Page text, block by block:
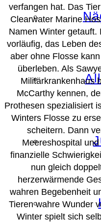
verfangen hat. Das
Clearwater Marine
Namen Winter getauft.
vorläufig, das Leben
aber ohne Flosse
überleben. Als
Militärkrankenhaus
McCarthy kennen,
Prothesen spezialisiert
Winters Flosse zu
scheitern. Dann
Meereshospital
finanzielle
nun gleich
herzerwärmende
wahren Begebenheit
Tieren wahre Wunder
Winter spielt sich